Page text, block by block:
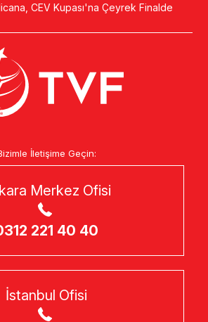
CEV Kupası'na Çeyrek Finalde
İletişime Geçin:
Merkez Ofisi
221 40 40
İstanbul Ofisi